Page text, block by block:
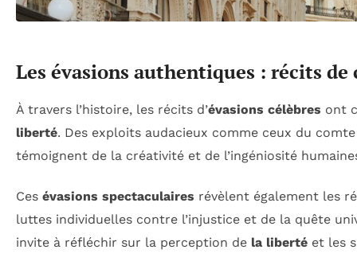
Les évasions authentiques : récits
À travers l’histoire, les récits d’évasions célèbres ont
liberté. Des exploits audacieux comme ceux du
témoignent de la créativité et de l’ingéniosité
Ces évasions spectaculaires révèlent également les
luttes individuelles contre l’injustice et de la quête
invite à réfléchir sur la perception de la liberté et les